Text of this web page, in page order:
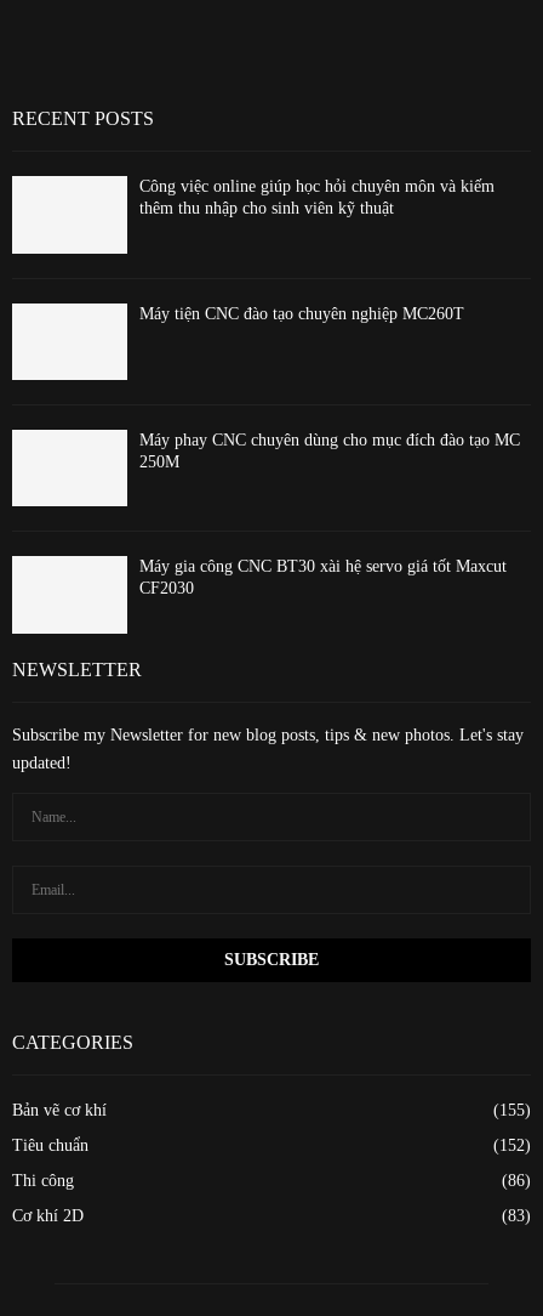
RECENT POSTS
Công việc online giúp học hỏi chuyên môn và kiếm
thêm thu nhập cho sinh viên kỹ thuật
Máy tiện CNC đào tạo chuyên nghiệp MC260T
Máy phay CNC chuyên dùng cho mục đích đào tạo MC
250M
Máy gia công CNC BT30 xài hệ servo giá tốt Maxcut
CF2030
NEWSLETTER
Subscribe my Newsletter for new blog posts, tips & new photos. Let's stay
updated!
CATEGORIES
Bản vẽ cơ khí
(155)
Tiêu chuẩn
(152)
Thi công
(86)
Cơ khí 2D
(83)